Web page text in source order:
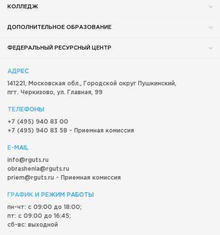
КОЛЛЕДЖ
ДОПОЛНИТЕЛЬНОЕ ОБРАЗОВАНИЕ
ФЕДЕРАЛЬНЫЙ РЕСУРСНЫЙ ЦЕНТР
АДРЕС
141221, Московская обл., Городской округ Пушкинский,
пгт. Черкизово, ул. Главная, 99
ТЕЛЕФОНЫ
+7 (495) 940 83 00
+7 (495) 940 83 58 - Приемная комиссия
E-MAIL
info@rguts.ru
obrashenia@rguts.ru
priem@rguts.ru - Приемная комиссия
ГРАФИК И РЕЖИМ РАБОТЫ
пн-чт: с 09:00 до 18:00;
пт: с 09:00 до 16:45;
сб-вс: выходной